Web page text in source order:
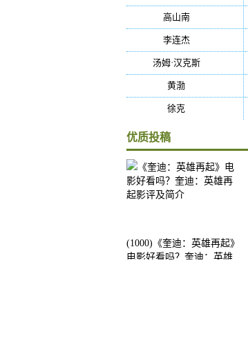
高山南(33)
李连杰(29)
汤姆·汉克斯(27)
黄渤
徐克
优质投稿
(1000)《奎迪：英雄再起》
电影好看吗？奎迪：英雄